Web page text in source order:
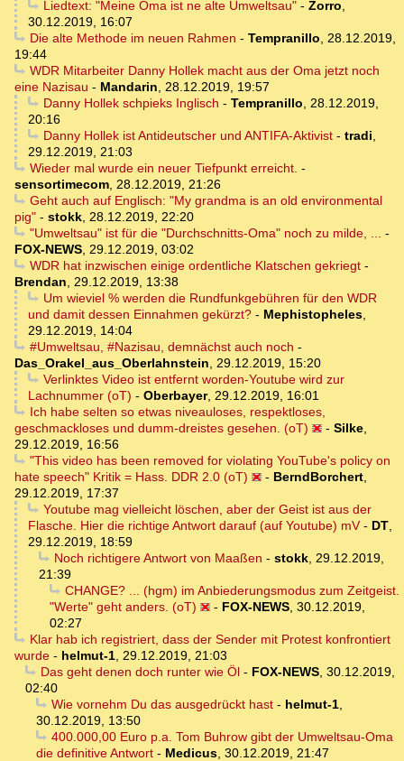
Liedtext: "Meine Oma ist ne alte Umweltsau"- Zorro
30.12.2019, 16:07
Die alte Methode im neuen Rahmen - Tempranillo
28.12.2019,
19:44
WDR Mitarbeiter Danny Hollek macht aus der Oma jetzt noch
eine Nazisau - Mandarin
28.12.2019, 19:57
Danny Hollek schpieks Inglisch - Tempranillo
28.12.2019,
20:16
Danny Hollek ist Antideutscher und ANTIFA-Aktivist- tradi
29.12.2019, 21:03
Wieder mal wurde ein neuer Tiefpunkt erreicht. -
sensortimecom 28.12.2019, 21:26
Geht auch auf Englisch: "My grandma is an old environmental
pig" - stokk 28.12.2019, 22:20
"Umweltsau" ist für die "Durchschnitts-Oma" noch zu milde, ...
-
FOX-NEWS 29.12.2019, 03:02
WDR hat inzwischen einige ordentliche Klatschen gekriegt-
Brendan
29.12.2019, 13:38
Um wieviel % werden die Rundfunkgebühren für den WDR
und damit dessen Einnahmen gekürzt? - Mephistopheles
29.12.2019, 14:04
#Umweltsau, #Nazisau, demnächst auch noch -
Das_Orakel_aus_Oberlahnstein
29.12.2019, 15:20
Verlinktes Video ist entfernt worden-Youtube wird zur
Lachnummer (oT) - Oberbayer, 29.12.2019, 16:01
Ich habe selten so etwas niveauloses, respektloses,
geschmackloses und dumm-dreistes gesehen. (oT)
- Silke
29.12.2019, 16:56
"This video has been removed for violating YouTube's policy on
hate speech" Kritik = Hass. DDR 2.0 (oT)
- BerndBorchert
29.12.2019, 17:37
Youtube mag vielleicht löschen, aber der Geist ist aus der
Flasche. Hier die richtige Antwort darauf (auf Youtube) mV- DT
29.12.2019, 18:59
Noch richtigere Antwort von Maaßen - stokk, 29.12.2019,
21:39
CHANGE? ... (hgm) im Anbiederungsmodus zum Zeitgeist.
"Werte" geht anders. (oT)
- FOX-NEWS 30.12.2019,
02:27
Klar hab ich registriert, dass der Sender mit Protest konfrontiert
wurde - helmut-1 29.12.2019, 21:03
Das geht denen doch runter wie Öl- FOX-NEWS, 30.12.2019,
02:40
Wie vornehm Du das ausgedrückt hast- helmut-1,
30.12.2019, 13:50
400.000,00 Euro p.a. Tom Buhrow gibt der Umweltsau-Oma
die definitive Antwort - Medicus 30.12.2019, 21:47